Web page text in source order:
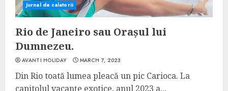
Jurnal de calatorii
Rio de Janeiro sau Orașul lui
Dumnezeu.
AVANTI HOLIDAY MARCH 7, 2023
Din Rio toată lumea pleacă un pic Carioca. La
capitolul vacanțe exotice, anul 2023 a...